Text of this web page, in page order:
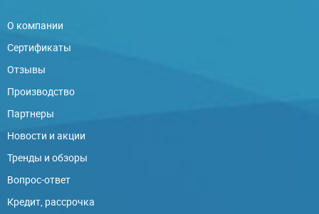
О компании
Сертификаты
Отзывы
Производство
Партнеры
Новости и акции
Тренды и обзоры
Вопрос-ответ
Кредит, рассрочка